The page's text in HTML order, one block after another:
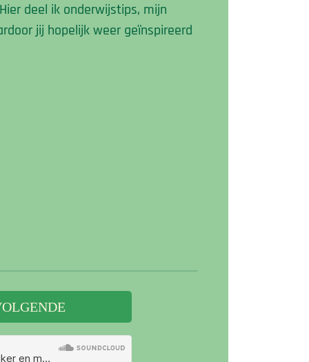
deel ik onderwijstips, mijn
jij hopelijk weer geïnspireerd